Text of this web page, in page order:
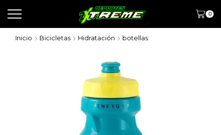
0
Inicio Bicicletas Hidratación botellas